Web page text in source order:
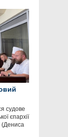
судове
єпархії
(Дениса